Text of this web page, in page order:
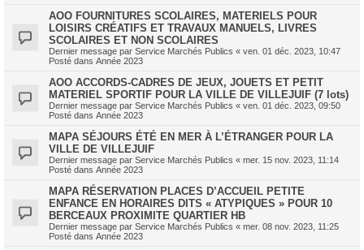
AOO FOURNITURES SCOLAIRES, MATERIELS POUR
LOISIRS CRÉATIFS ET TRAVAUX MANUELS, LIVRES
SCOLAIRES ET NON SCOLAIRES
Dernier message par Service Marchés Publics « ven. 01 déc. 2023, 10:47
Posté dans Année 2023
AOO ACCORDS-CADRES DE JEUX, JOUETS ET PETIT
MATERIEL SPORTIF POUR LA VILLE DE VILLEJUIF (7 lots)
Dernier message par Service Marchés Publics « ven. 01 déc. 2023, 09:50
Posté dans Année 2023
MAPA SÉJOURS ÉTÉ EN MER À L’ÉTRANGER POUR LA
VILLE DE VILLEJUIF
Dernier message par Service Marchés Publics « mer. 15 nov. 2023, 11:14
Posté dans Année 2023
MAPA RÉSERVATION PLACES D’ACCUEIL PETITE
ENFANCE EN HORAIRES DITS « ATYPIQUES » POUR 10
BERCEAUX PROXIMITE QUARTIER HB
Dernier message par Service Marchés Publics « mer. 08 nov. 2023, 11:25
Posté dans Année 2023